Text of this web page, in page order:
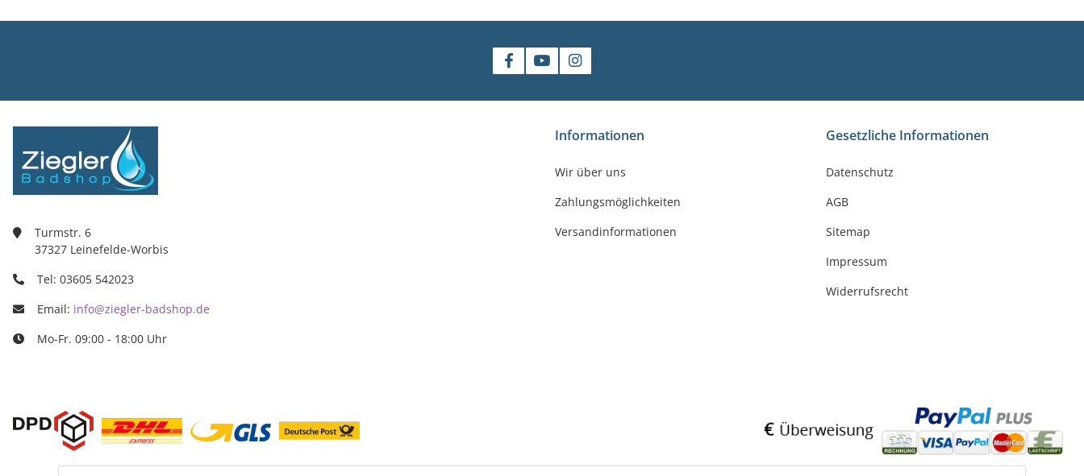
Turmstr. 6
37327 Leinefelde-Worbis
Tel: 03605 542023
Email: info@ziegler-badshop.de
Mo-Fr. 09:00 - 18:00 Uhr
Informationen
Wir über uns
Zahlungsmöglichkeiten
Versandinformationen
Gesetzliche Informationen
Datenschutz
AGB
Sitemap
Impressum
Widerrufsrecht